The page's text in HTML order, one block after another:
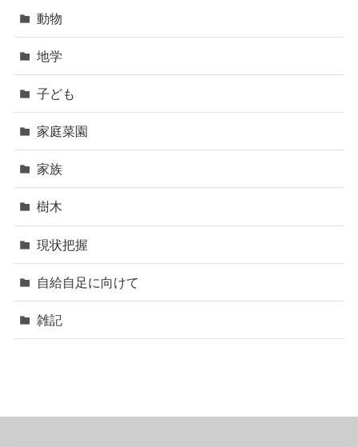
動物
地学
子ども
家庭菜園
家族
樹木
現状把握
自給自足に向けて
雑記